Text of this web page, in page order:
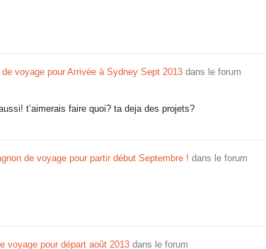
voyage pour Arrivée à Sydney Sept 2013 dans le forum
t’aimerais faire quoi? ta deja des projets?
de voyage pour partir début Septembre ! dans le forum
voyage pour départ août 2013 dans le forum